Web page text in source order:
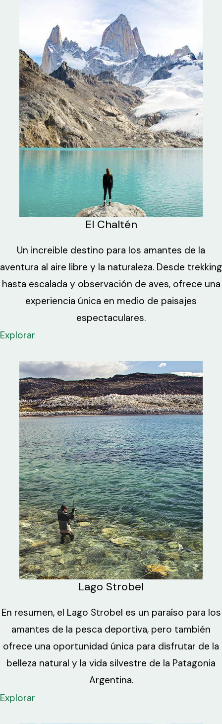
El Chaltén
Un increible destino para los amantes de la
aventura al aire libre y la naturaleza. Desde trekking
hasta escalada y observación de aves, ofrece una
experiencia única en medio de paisajes
espectaculares.
Explorar
Lago Strobel
En resumen, el Lago Strobel es un paraíso para los
amantes de la pesca deportiva, pero también
ofrece una oportunidad única para disfrutar de la
belleza natural y la vida silvestre de la Patagonia
Argentina.
Explorar